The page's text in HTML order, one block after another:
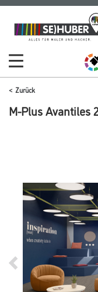
Zum
Inhalt
Zum
Navigationsmenü
Zurück
M-Plus Avantiles